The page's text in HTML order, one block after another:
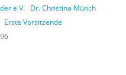
e.V. Dr. Christina Münch
Erste Vorsitzende